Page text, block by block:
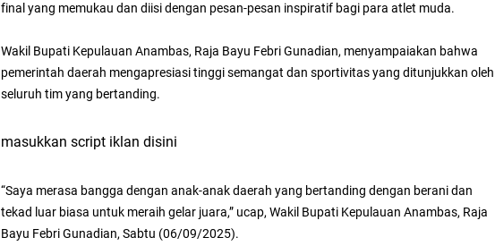
final yang memukau dan diisi dengan pesan-pesan inspiratif bagi para atlet muda.
​Wakil Bupati Kepulauan Anambas, Raja Bayu Febri Gunadian, menyampaiakan bahwa
pemerintah daerah mengapresiasi tinggi semangat dan sportivitas yang ditunjukkan oleh
seluruh tim yang bertanding.
masukkan script iklan disini
“Saya merasa bangga dengan anak-anak daerah yang bertanding dengan berani dan
tekad luar biasa untuk meraih gelar juara,” ucap, Wakil Bupati Kepulauan Anambas, Raja
Bayu Febri Gunadian, Sabtu (06/09/2025).